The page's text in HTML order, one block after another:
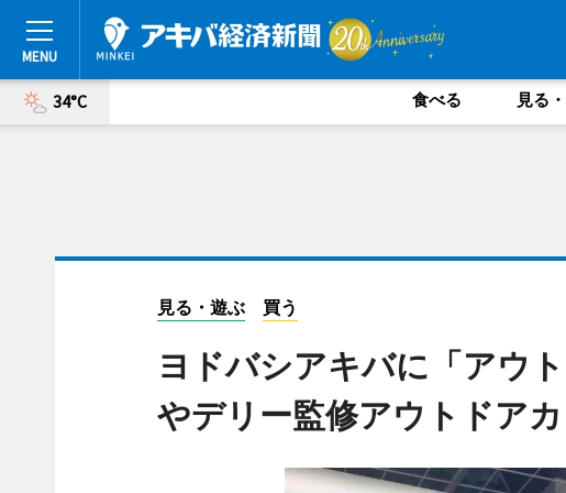
34°C 食べる 見る
見る・遊ぶ 買う
ヨドバシアキバに「アウ
やデリー監修アウトドア